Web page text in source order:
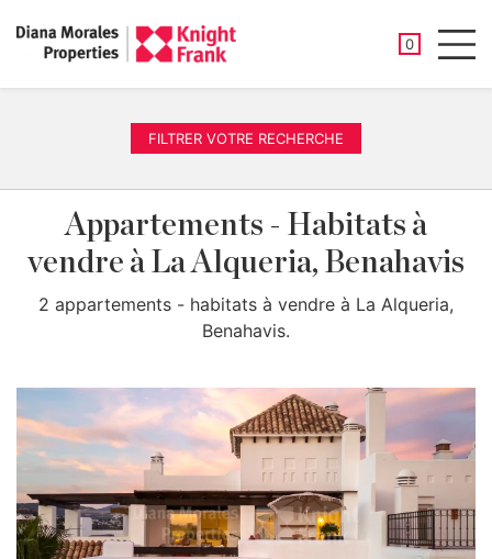
0
FILTRER VOTRE RECHERCHE
Appartements - Habitats à
vendre à La Alqueria, Benahavis
2 appartements - habitats à vendre à La Alqueria,
Benahavis.